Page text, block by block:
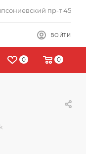
пр-т 45
ВОЙТИ
0 0